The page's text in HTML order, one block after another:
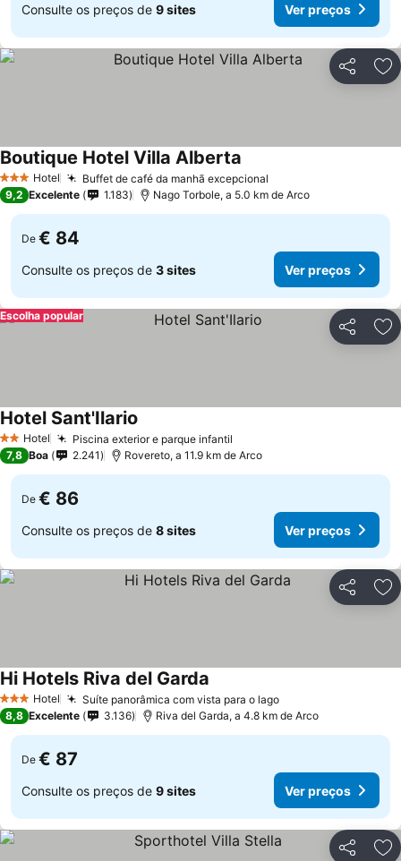
Consulte os preços de 9 sites Ver preços
Partilhar
3 EstrelasHotel Buffet de café da manhã excepcional
Boutique Hotel Villa Alberta
9,2 Excelente 1.183 Nago Torbole, a 5.0 km de Arco
De € 84
Consulte os preços de 3 sites Ver preços
Partilhar
Escolha popular
2 Estrelas
Hotel Piscina exterior e parque infantil
Hotel Sant'Ilario
7,8 Boa 2.241 Rovereto, a 11.9 km de Arco
De € 86
Consulte os preços de 8 sites Ver preços
Partilhar
3 EstrelasHotel Suíte panorâmica com vista para o lago
Hi Hotels Riva del Garda
8,8 Excelente 3.136 Riva del Garda, a 4.8 km de Arco
De € 87
Consulte os preços de 9 sites Ver preços
Partilhar